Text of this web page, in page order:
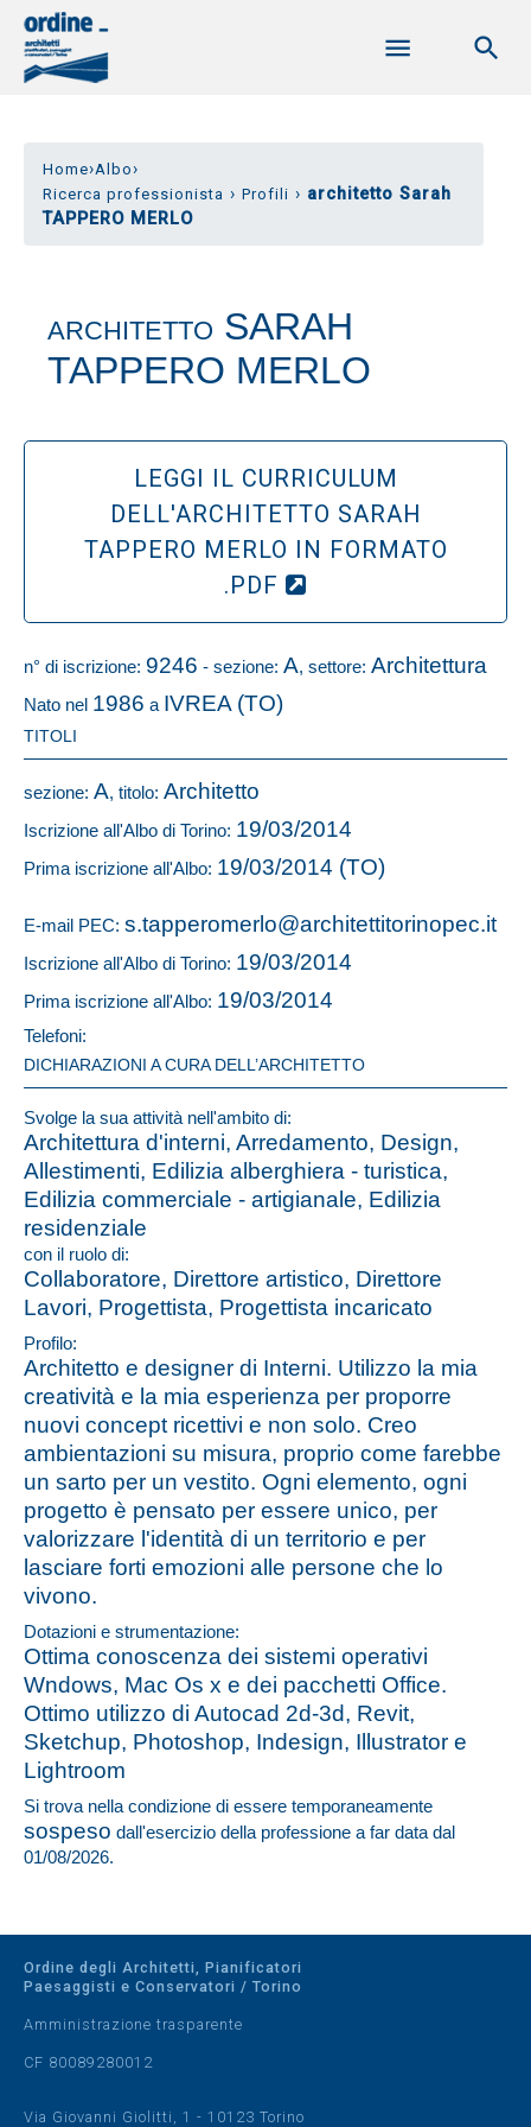
Home›Albo›
Ricerca professionista › Profili › architetto Sarah
TAPPERO MERLO
ARCHITETTO SARAH
TAPPERO MERLO
LEGGI IL CURRICULUM
DELL'ARCHITETTO SARAH
TAPPERO MERLO IN FORMATO
.PDF
n° di iscrizione: 9246 - sezione: A, settore: Architettura
Nato nel 1986 a IVREA (TO)
TITOLI
sezione: A, titolo: Architetto
Iscrizione all'Albo di Torino: 19/03/2014
Prima iscrizione all'Albo: 19/03/2014 (TO)
E-mail PEC: s.tapperomerlo@architettitorinopec.it
Iscrizione all'Albo di Torino: 19/03/2014
Prima iscrizione all'Albo: 19/03/2014
Telefoni:
DICHIARAZIONI A CURA DELL’ARCHITETTO
Svolge la sua attività nell'ambito di:
Architettura d'interni, Arredamento, Design,
Allestimenti, Edilizia alberghiera - turistica,
Edilizia commerciale - artigianale, Edilizia
residenziale
con il ruolo di:
Collaboratore, Direttore artistico, Direttore
Lavori, Progettista, Progettista incaricato
Profilo:
Architetto e designer di Interni. Utilizzo la mia
creatività e la mia esperienza per proporre
nuovi concept ricettivi e non solo. Creo
ambientazioni su misura, proprio come farebbe
un sarto per un vestito. Ogni elemento, ogni
progetto è pensato per essere unico, per
valorizzare l'identità di un territorio e per
lasciare forti emozioni alle persone che lo
vivono.
Dotazioni e strumentazione:
Ottima conoscenza dei sistemi operativi
Wndows, Mac Os x e dei pacchetti Office.
Ottimo utilizzo di Autocad 2d-3d, Revit,
Sketchup, Photoshop, Indesign, Illustrator e
Lightroom
Si trova nella condizione di essere temporaneamente
sospeso dall'esercizio della professione a far data dal
01/08/2026.
Ordine degli Architetti, Pianificatori
Paesaggisti e Conservatori / Torino
Amministrazione trasparente
CF 80089280012
Via Giovanni Giolitti, 1 - 10123 Torino